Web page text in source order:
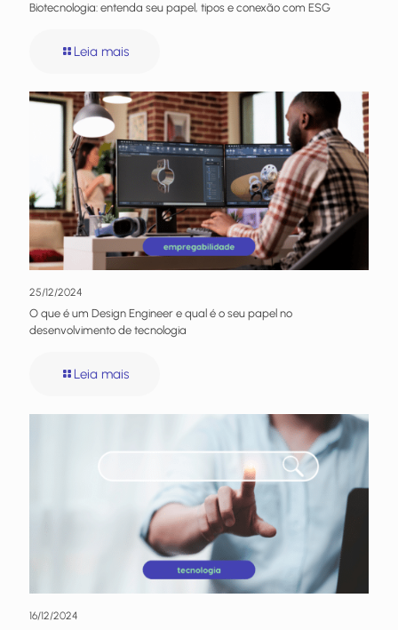
Biotecnologia: entenda seu papel, tipos e conexão com ESG
Leia mais
25/12/2024
O que é um Design Engineer e qual é o seu papel no
desenvolvimento de tecnologia
Leia mais
16/12/2024